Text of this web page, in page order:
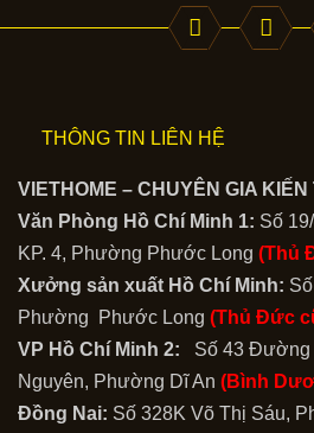
THÔNG TIN LIÊN HỆ
VIETHOME – CHUYÊN GIA KIẾN
Văn Phòng Hồ Chí Minh 1: Số
KP. 4, Phường Phước Long (Thủ
Xưởng sản xuất Hồ Chí Minh:
Phường Phước Long (Thủ Đức
VP Hồ Chí Minh 2: Số 43 Đường
Nguyên, Phường Dĩ An (Bình
Đồng Nai: Số 328K Võ Thị Sáu,